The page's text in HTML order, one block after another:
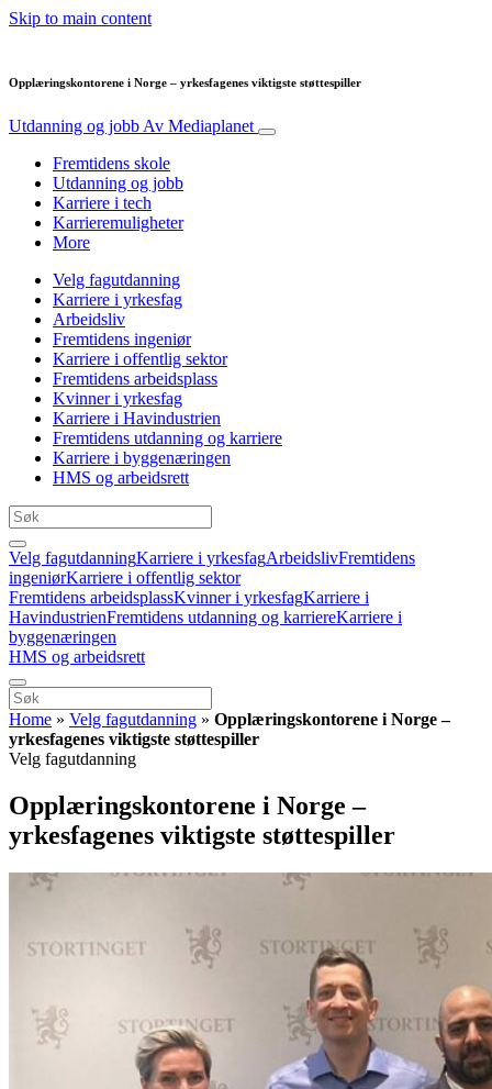
Skip to main content
Opplæringskontorene i Norge – yrkesfagenes viktigste støttespiller
Utdanning og jobb Av Mediaplanet
Fremtidens skole
Utdanning og jobb
Karriere i tech
Karrieremuligheter
More
Velg fagutdanning
Karriere i yrkesfag
Arbeidsliv
Fremtidens ingeniør
Karriere i offentlig sektor
Fremtidens arbeidsplass
Kvinner i yrkesfag
Karriere i Havindustrien
Fremtidens utdanning og karriere
Karriere i byggenæringen
HMS og arbeidsrett
Velg fagutdanningKarriere i yrkesfagArbeidslivFremtidens
ingeniørKarriere i offentlig sektor
Fremtidens arbeidsplassKvinner i yrkesfagKarriere i
HavindustrienFremtidens utdanning og karriereKarriere i
byggenæringen
HMS og arbeidsrett
Home » Velg fagutdanning » Opplæringskontorene i Norge –
yrkesfagenes viktigste støttespiller
Velg fagutdanning
Opplæringskontorene i Norge –
yrkesfagenes viktigste støttespiller